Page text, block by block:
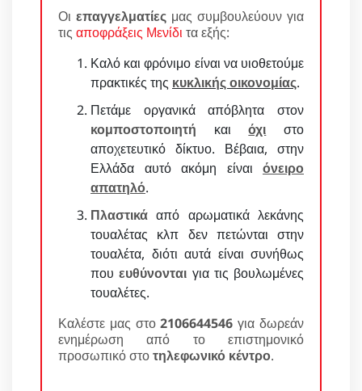
Οι επαγγελματίες μας συμβουλεύουν για
τις αποφράξεις Μενίδι τα εξής:
Καλό και φρόνιμο είναι να υιοθετούμε
πρακτικές της κυκλικής οικονομίας.
Πετάμε οργανικά απόβλητα στον
κομποστοποιητή καιόχι στο
αποχετευτικό δίκτυο. Βέβαια, στην
Ελλάδα αυτό ακόμη είναι όνειρο
απατηλό.
Πλαστικά από αρωματικά λεκάνης
τουαλέτας κλπ δεν πετώνται στην
τουαλέτα, διότι αυτά είναι συνήθως
πουευθύνονται για τις βουλωμένες
τουαλέτες.
Καλέστε μας στο2106644546 για δωρεάν
ενημέρωση από το επιστημονικό
προσωπικό στοτηλεφωνικό κέντρο.